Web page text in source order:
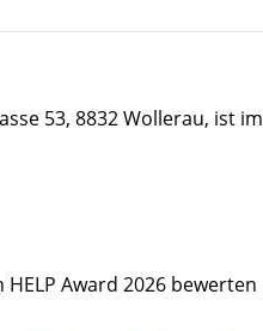
53, 8832 Wollerau, ist im
Award 2026 bewerten